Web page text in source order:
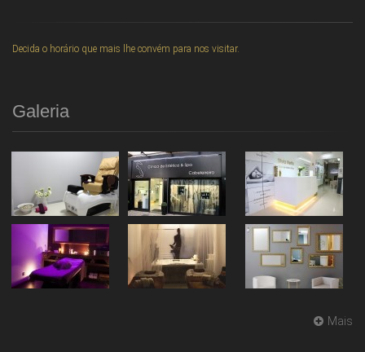
Decida o horário que mais lhe convém para nos visitar.
Galeria
Mais